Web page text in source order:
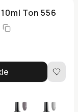
Ton 556